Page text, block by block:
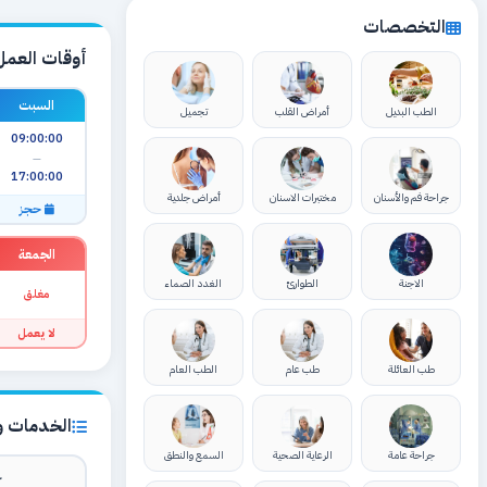
التخصصات
الطب البديل أمراض القلب تجميل
جراحة فم والأسنان مختبرات الاسنان أمراض جلدية
الاجنة الطوارئ الغدد الصماء
طب العائلة طب عام الطب العام
جراحة عامة الرعاية الصحية السمع والنطق
أوقات
السبت
09:00:00
—
17:00:00
حجز
الجمعة
مغلق
لا يعمل
الخدمات